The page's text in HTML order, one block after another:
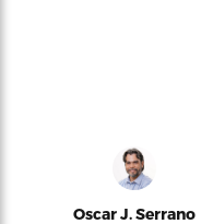
Oscar J. Serrano